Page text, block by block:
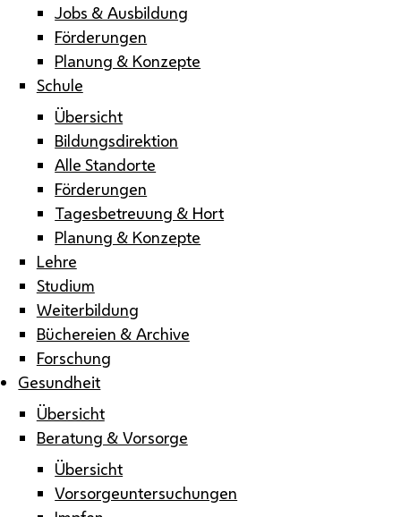
Jobs & Ausbildung
Förderungen
Planung & Konzepte
Schule
Übersicht
Bildungsdirektion
Alle Standorte
Förderungen
Tagesbetreuung & Hort
Planung & Konzepte
Lehre
Studium
Weiterbildung
Büchereien & Archive
Forschung
Gesundheit
Übersicht
Beratung & Vorsorge
Übersicht
Vorsorgeuntersuchungen